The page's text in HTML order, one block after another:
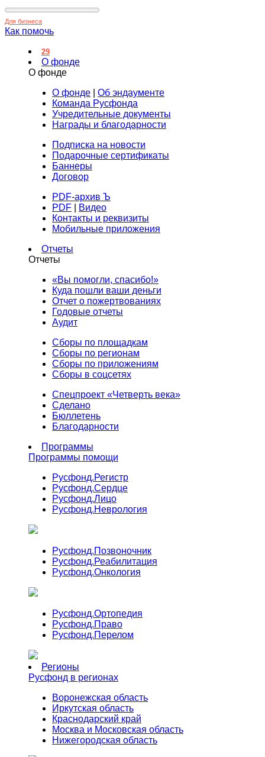
Для бизнеса
Как помочь
29
О фонде
О фонде
О фонде
Об эндаументе
Команда Русфонда
Учредительные документы
Награды и благодарности
Подписка на новости
Подарочные сертификаты
Баннеры
Договор
PDF-архив Ъ
PDF
Видео
Контакты и реквизиты
Мобильные приложения
Отчеты
Отчеты
«Вы помогли, спасибо!»
Куда пошли ваши деньги
Отчет о пожертвованиях
Годовые отчеты
Аудит
Сборы по площадкам
Сборы по регионам
Сборы по приложениям
Сборы в соцсетях
Спецпроект «Четверть века»
Сделано
Бюллетень
Благодарности
Программы
Программы помощи
Русфонд.Регистр
Русфонд.Сердце
Русфонд.Лицо
Русфонд.Неврология
Русфонд.Позвоночник
Русфонд.Реабилитация
Русфонд.Онкология
Русфонд.Ортопедия
Русфонд.Право
Русфонд.Перелом
Регионы
Русфонд в регионах
Воронежская область
Иркутская область
Краснодарский край
Москва и Московская область
Нижегородская область